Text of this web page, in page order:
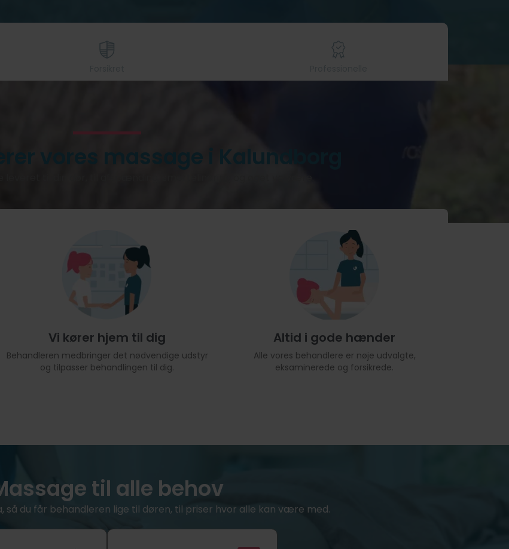
vores massage i Kalundborg
Vi kører hjem til dig
Behandleren medbringer det nødvendige udstyr
og tilpasser behandlingen til dig.
Altid i gode hænder
Alle vores behandlere er nøje udvalgte,
eksaminerede og forsikrede.
til alle behov
så du får behandleren lige til døren, til priser hvor alle kan være med.